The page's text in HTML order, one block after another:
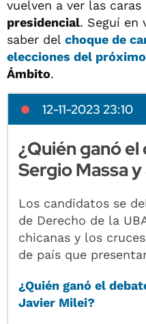
vuelven a ver las
presidencial. Seguí en
saber del choque de
elecciones del
Ámbito.
12-11-2023 23:10
¿Quién ganó
Sergio Massa
Los candidatos se
de Derecho de la
chicanas y los
de país que
¿Quién ganó el
Javier Milei?